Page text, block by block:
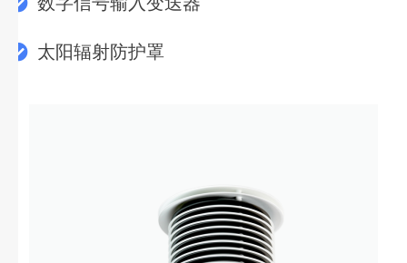
太阳辐射防护罩